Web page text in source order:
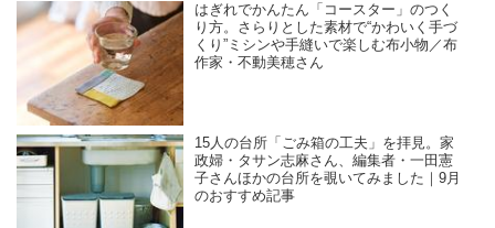
はぎれでかんたん「コースター」のつく
り方。さらりとした素材で“かわいく手づ
くり”ミシンや手縫いで楽しむ布小物／布
作家・不動美穂さん
15人の台所「ごみ箱の工夫」を拝見。家
政婦・タサン志麻さん、編集者・一田憲
子さんほかの台所を覗いてみました｜9月
のおすすめ記事